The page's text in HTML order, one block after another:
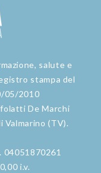
salute e
stampa del
05/2010
De Marchi
Valmarino (TV).
04051870261
i.v.